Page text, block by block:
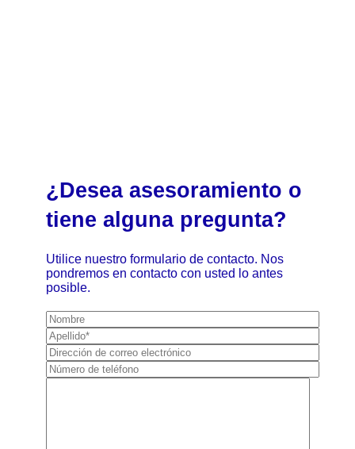
¿Desea asesoramiento o
tiene alguna pregunta?
Utilice nuestro formulario de contacto. Nos
pondremos en contacto con usted lo antes
posible.